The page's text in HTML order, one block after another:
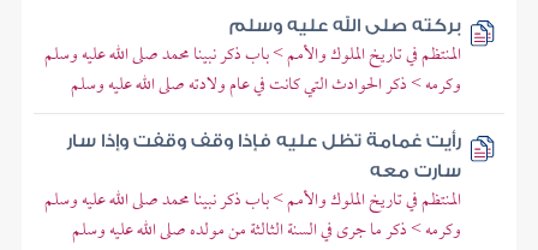
بركته صلى الله عليه وسلم
المنتظم في تاريخ الملوك والأمم > باب ذكر نبينا محمد صلى الله عليه وسلم
وكرمه > ذكر الحوادث التي كانت في عام ولادته صلى الله عليه وسلم
رأيت غمامة تظل عليه فإذا وقف وقفت وإذا سار
سارت معه
المنتظم في تاريخ الملوك والأمم > باب ذكر نبينا محمد صلى الله عليه وسلم
وكرمه > ذكر ما جرى في السنة الثالثة من مولده صلى الله عليه وسلم